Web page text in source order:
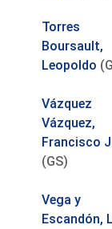
Torres
Boursault,
Leopoldo
Vázquez
Vázquez,
Francisco
(GS)
Vega y
Escandón,